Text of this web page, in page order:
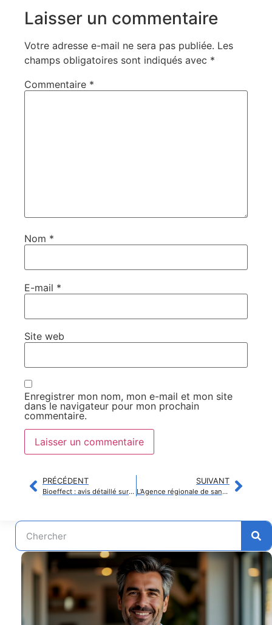
Laisser un commentaire
Votre adresse e-mail ne sera pas publiée. Les
champs obligatoires sont indiqués avec *
Commentaire *
Nom *
E-mail *
Site web
Enregistrer mon nom, mon e-mail et mon site
dans le navigateur pour mon prochain
commentaire.
PRÉCÉDENT
Bioeffect : avis détaillé sur cette marque de soins innovante
SUIVANT
L’Agence régionale de santé de Lozère s’engage pleinement pour le bien-être des professionnels de santé